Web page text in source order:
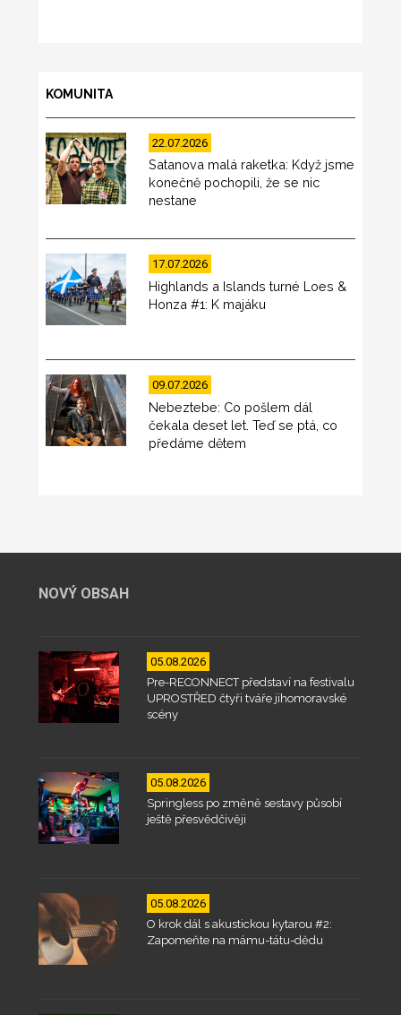
KOMUNITA
22.07.2026
Satanova malá raketka: Když jsme
konečně pochopili, že se nic
nestane
17.07.2026
Highlands a Islands turné Loes &
Honza #1: K majáku
09.07.2026
Nebeztebe: Co pošlem dál
čekala deset let. Teď se ptá, co
předáme dětem
NOVÝ OBSAH
05.08.2026
Pre-RECONNECT představí na festivalu
UPROSTŘED čtyři tváře jihomoravské
scény
05.08.2026
Springless po změně sestavy působí
ještě přesvědčivěji
05.08.2026
O krok dál s akustickou kytarou #2:
Zapomeňte na mámu-tátu-dědu